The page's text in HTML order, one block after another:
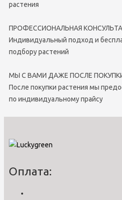
растения
ПРОФЕССИОНАЛЬНАЯ
Индивидуальный подход и
подбору растений
МЫ С ВАМИ ДАЖЕ ПОСЛЕ
После покупки растения мы
по индивидуальному прайсу
Оплата: